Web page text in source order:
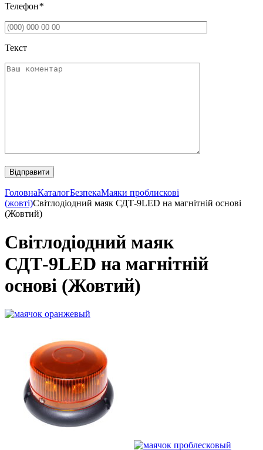
Телефон*
Текст
ГоловнаКаталогБезпекаМаяки проблискові
(жовті)Світлодіодний маяк СДТ-9LED на магнітній основі
(Жовтий)
Світлодіодний маяк
СДТ-9LED на магнітній
основі (Жовтий)